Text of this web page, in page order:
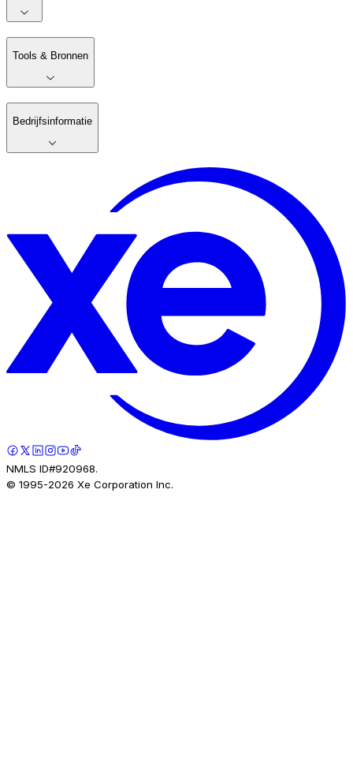
Tools & Bronnen
Bedrijfsinformatie
NMLS ID#920968.
© 1995-2026 Xe Corporation Inc.